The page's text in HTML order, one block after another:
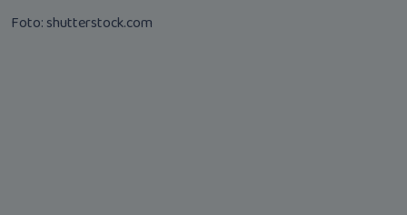
Foto: shutterstock.com